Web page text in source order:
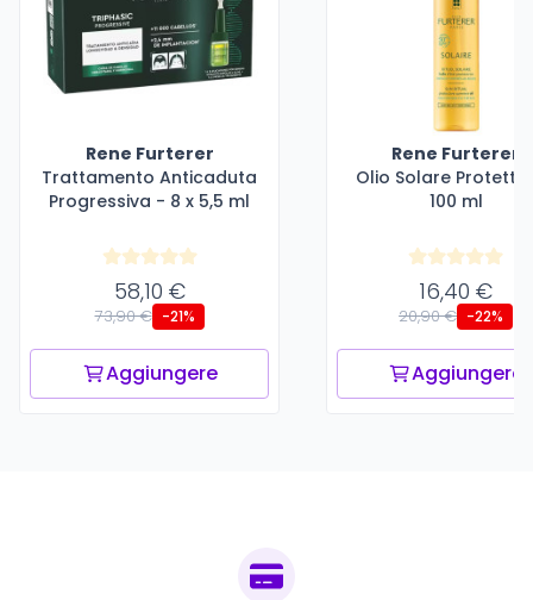
Rene Furterer
Trattamento Anticaduta
Progressiva - 8 x 5,5 ml
58,10 €
73,90 € -21%
Aggiungere
Rene Furterer
Olio Solare
100 ml
16,40 €
20,90 € -22%
Aggiungere